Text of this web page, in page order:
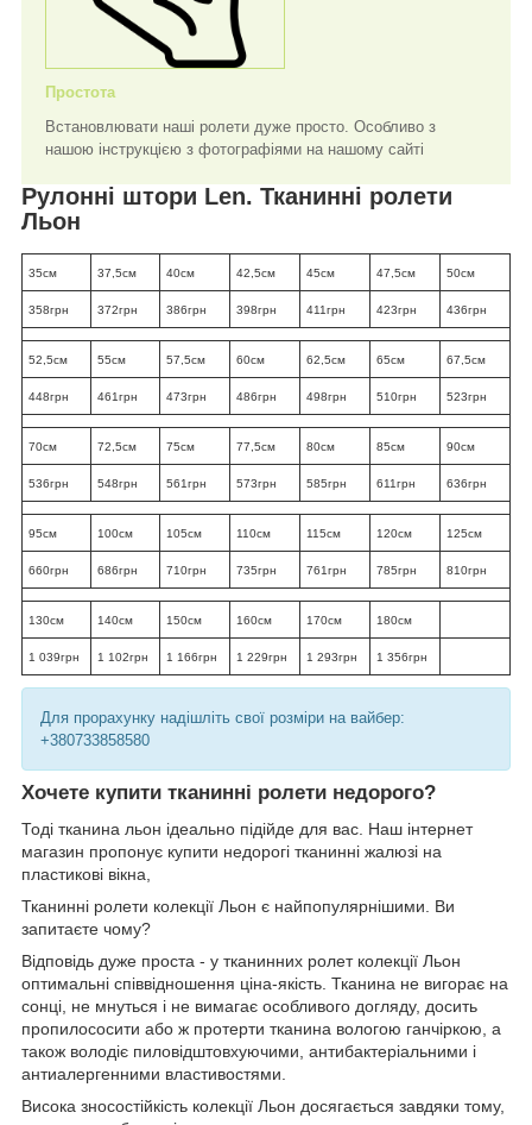
Простота
Встановлювати наші ролети дуже просто. Особливо з
нашою інструкцією з фотографіями на нашому сайті
Рулонні штори Len. Тканинні ролети
Льон
35см 37,5см 40см 42,5см 45см 47,5см 50см
358грн 372грн 386грн 398грн 411грн 423грн 436грн
52,5см 55см 57,5см 60см 62,5см 65см 67,5см
448грн 461грн 473грн 486грн 498грн 510грн 523грн
70см 72,5см 75см 77,5см 80см 85см 90см
536грн 548грн 561грн 573грн 585грн 611грн 636грн
95см 100см 105см 110см 115см 120см 125см
660грн 686грн 710грн 735грн 761грн 785грн 810грн
130см 140см 150см 160см 170см 180см
1 039грн 1 102грн 1 166грн 1 229грн 1 293грн 1 356грн
Для прорахунку надішліть свої розміри на вайбер:
+380733858580
Хочете купити тканинні ролети недорого?
Тоді тканина льон ідеально підійде для вас. Наш інтернет
магазин пропонує купити недорогі тканинні жалюзі на
пластикові вікна,
Тканинні ролети колекції Льон є найпопулярнішими. Ви
запитаєте чому?
Відповідь дуже проста - у тканинних ролет колекції Льон
оптимальні співвідношення ціна-якість. Тканина не вигорає на
сонці, не мнуться і не вимагає особливого догляду, досить
пропилососити або ж протерти тканина вологою ганчіркою, а
також володіє пиловідштовхуючими, антибактеріальними і
антиалергенними властивостями.
Висока зносостійкість колекції Льон досягається завдяки тому,